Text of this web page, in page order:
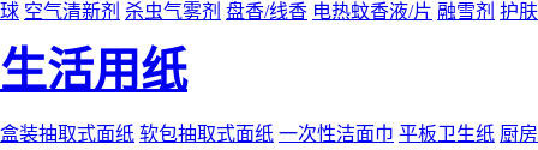
球 空气清新剂 杀虫气雾剂 盘香/线香 电热蚊香液/片 融雪剂 护
生活用纸
盒装抽取式面纸 软包抽取式面纸 一次性洁面巾 平板卫生纸 厨